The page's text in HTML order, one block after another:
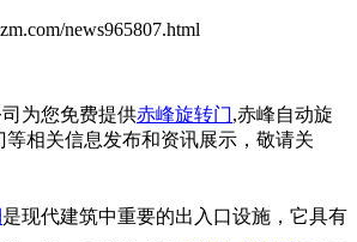
news965807.html
为您免费提供赤峰旋转门,赤峰自动旋
相关信息发布和资讯展示，敬请关
是现代建筑中重要的出入口设施，它具有